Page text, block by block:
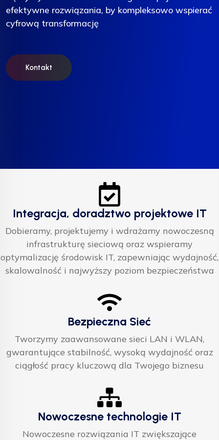
efektywne rozwiązania, by kompleksowo wspierać
cyfrową transformację
Kontakt
efektywne rozwiązania, by kompleksowo wspierać
cyfrową transformację
Kontakt
efektywne rozwiązania, by kompleksowo wspierać
cyfrową transformację
Kontakt
Integracja, doradztwo projektowe IT
Dobieramy, projektujemy i wdrażamy nowoczesną
infrastrukturę sieciową oraz wspieramy
optymalizację środowisk IT, zapewniając wydajność,
skalowalność i najwyższy poziom bezpieczeństwa
Bezpieczna Sieć
Tworzymy zaawansowane sieci LAN i WLAN,
gwarantujące stabilność, wysoką wydajność oraz
ciągłość pracy kluczową dla Twojego biznesu
Nowoczesne technologie IT
Nowoczesne rozwiązania IT zwiększające